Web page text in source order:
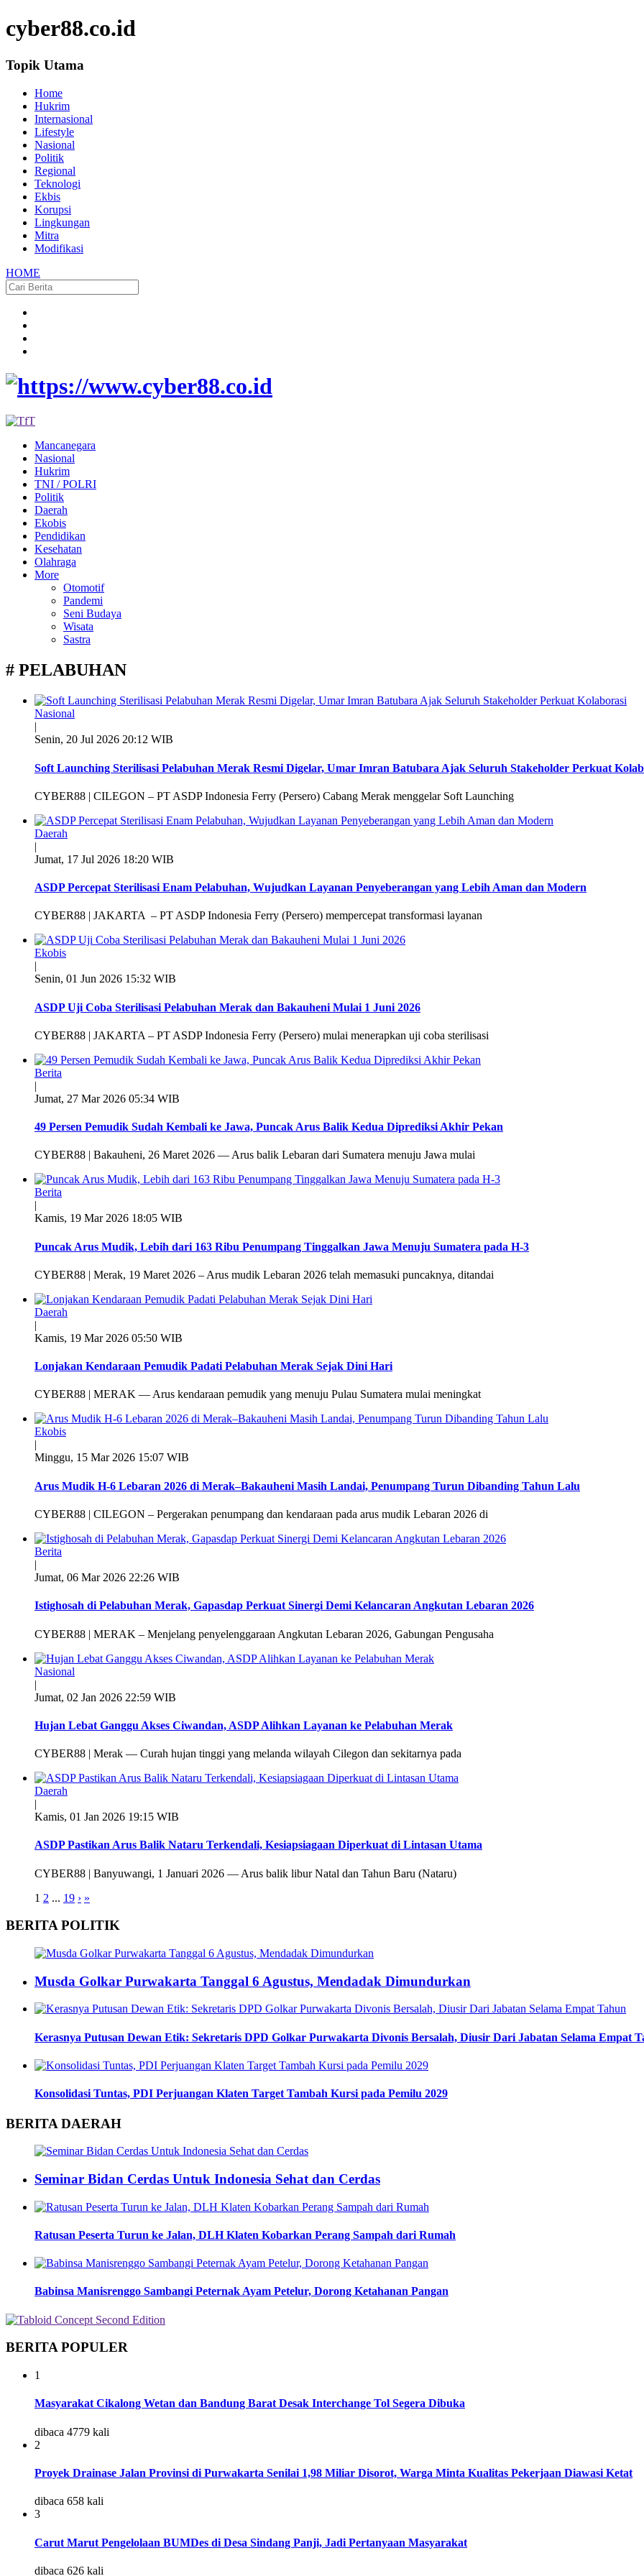
cyber88.co.id
Topik Utama
Home
Hukrim
Internasional
Lifestyle
Nasional
Politik
Regional
Teknologi
Ekbis
Korupsi
Lingkungan
Mitra
Modifikasi
HOME
Mancanegara
Nasional
Hukrim
TNI / POLRI
Politik
Daerah
Ekobis
Pendidikan
Kesehatan
Olahraga
More
Otomotif
Pandemi
Seni Budaya
Wisata
Sastra
# PELABUHAN
Nasional
|
Senin, 20 Jul 2026 20:12 WIB
Soft Launching Sterilisasi Pelabuhan Merak Resmi Digelar, Umar Imran Batubara Ajak Seluruh Stakeholder Perkuat
CYBER88 | CILEGON – PT ASDP Indonesia Ferry (Persero) Cabang Merak menggelar Soft Launching
Daerah
|
Jumat, 17 Jul 2026 18:20 WIB
ASDP Percepat Sterilisasi Enam Pelabuhan, Wujudkan Layanan Penyeberangan yang Lebih Aman dan Modern
CYBER88 | JAKARTA – PT ASDP Indonesia Ferry (Persero) mempercepat transformasi layanan
Ekobis
|
Senin, 01 Jun 2026 15:32 WIB
ASDP Uji Coba Sterilisasi Pelabuhan Merak dan Bakauheni Mulai 1 Juni 2026
CYBER88 | JAKARTA – PT ASDP Indonesia Ferry (Persero) mulai menerapkan uji coba sterilisasi
Berita
|
Jumat, 27 Mar 2026 05:34 WIB
49 Persen Pemudik Sudah Kembali ke Jawa, Puncak Arus Balik Kedua Diprediksi Akhir Pekan
CYBER88 | Bakauheni, 26 Maret 2026 — Arus balik Lebaran dari Sumatera menuju Jawa mulai
Berita
|
Kamis, 19 Mar 2026 18:05 WIB
Puncak Arus Mudik, Lebih dari 163 Ribu Penumpang Tinggalkan Jawa Menuju Sumatera pada H-3
CYBER88 | Merak, 19 Maret 2026 – Arus mudik Lebaran 2026 telah memasuki puncaknya, ditandai
Daerah
|
Kamis, 19 Mar 2026 05:50 WIB
Lonjakan Kendaraan Pemudik Padati Pelabuhan Merak Sejak Dini Hari
CYBER88 | MERAK — Arus kendaraan pemudik yang menuju Pulau Sumatera mulai meningkat
Ekobis
Minggu, 15 Mar 2026 15:07 WIB
Arus Mudik H-6 Lebaran 2026 di Merak–Bakauheni Masih Landai, Penumpang Turun Dibanding Tahun Lalu
CYBER88 | CILEGON – Pergerakan penumpang dan kendaraan pada arus mudik Lebaran 2026 di
Berita
|
Jumat, 06 Mar 2026 22:26 WIB
Istighosah di Pelabuhan Merak, Gapasdap Perkuat Sinergi Demi Kelancaran Angkutan Lebaran 2026
CYBER88 | MERAK – Menjelang penyelenggaraan Angkutan Lebaran 2026, Gabungan Pengusaha
Nasional
|
Jumat, 02 Jan 2026 22:59 WIB
Hujan Lebat Ganggu Akses Ciwandan, ASDP Alihkan Layanan ke Pelabuhan Merak
CYBER88 | Merak — Curah hujan tinggi yang melanda wilayah Cilegon dan sekitarnya pada
Daerah
|
Kamis, 01 Jan 2026 19:15 WIB
ASDP Pastikan Arus Balik Nataru Terkendali, Kesiapsiagaan Diperkuat di Lintasan Utama
CYBER88 | Banyuwangi, 1 Januari 2026 — Arus balik libur Natal dan Tahun Baru (Nataru)
1 2 ... 19 › »
BERITA POLITIK
Musda Golkar Purwakarta Tanggal 6 Agustus, Mendadak Dimundurkan
Kerasnya Putusan Dewan Etik: Sekretaris DPD Golkar Purwakarta Divonis Bersalah, Diusir Dari Jabatan Selama Empat
Konsolidasi Tuntas, PDI Perjuangan Klaten Target Tambah Kursi pada Pemilu 2029
BERITA DAERAH
Seminar Bidan Cerdas Untuk Indonesia Sehat dan Cerdas
Ratusan Peserta Turun ke Jalan, DLH Klaten Kobarkan Perang Sampah dari Rumah
Babinsa Manisrenggo Sambangi Peternak Ayam Petelur, Dorong Ketahanan Pangan
BERITA POPULER
1
Masyarakat Cikalong Wetan dan Bandung Barat Desak Interchange Tol Segera Dibuka
dibaca 4779 kali
2
Proyek Drainase Jalan Provinsi di Purwakarta Senilai 1,98 Miliar Disorot, Warga Minta Kualitas Pekerjaan Diawasi Ketat
dibaca 658 kali
3
Carut Marut Pengelolaan BUMDes di Desa Sindang Panji, Jadi Pertanyaan Masyarakat
dibaca 626 kali